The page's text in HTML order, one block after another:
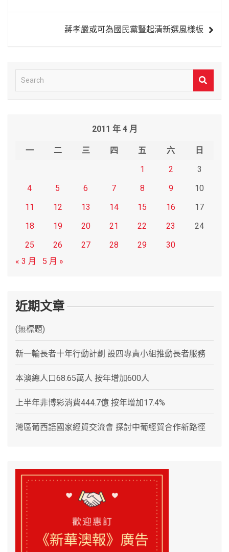
蔣孝嚴或可為國民黨豎起清新選風樣板
e
2011 年 4 月
一 二 三 四 五 六
日
1
2
3
4
5 6 7 8 9
10
11
12 13 14 15 16
17
18
19 20 21 22 23
24
25
26 27 28 29
30
« 3 月
5 月 »
近期文章
(無標題)
新一輪長者十年行動計劃 設四專責小組推動長者服務
本澳總人口68.65萬人 按年增加600人
上半年非博彩消費444.7億 按年增加17.4%
灣區葡西語國家經貿交流會 探討中葡經貿合作新路徑